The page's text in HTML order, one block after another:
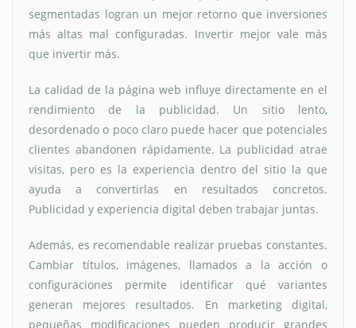
segmentadas logran un mejor retorno que inversiones
más altas mal configuradas. Invertir mejor vale más
que invertir más.
La calidad de la página web influye directamente en el
rendimiento de la publicidad. Un sitio lento,
desordenado o poco claro puede hacer que potenciales
clientes abandonen rápidamente. La publicidad atrae
visitas, pero es la experiencia dentro del sitio la que
ayuda a convertirlas en resultados concretos.
Publicidad y experiencia digital deben trabajar juntas.
Además, es recomendable realizar pruebas constantes.
Cambiar títulos, imágenes, llamados a la acción o
configuraciones permite identificar qué variantes
generan mejores resultados. En marketing digital,
pequeñas modificaciones pueden producir grandes